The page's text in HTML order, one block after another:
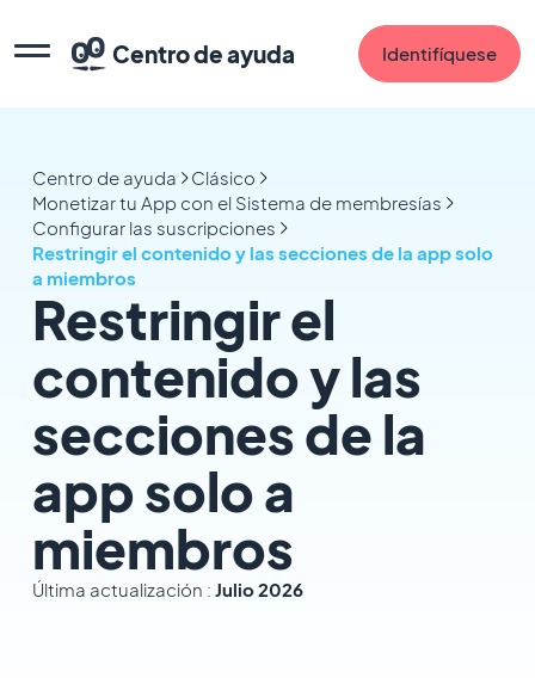
Centro de ayuda Identifíquese
Centro de ayuda
Clásico
Monetizar tu App con el Sistema de membresías
Configurar las suscripciones
Restringir el contenido y las secciones de la app solo
a miembros
Restringir el
contenido y las
secciones de la
app solo a
miembros
Última actualización : Julio 2026